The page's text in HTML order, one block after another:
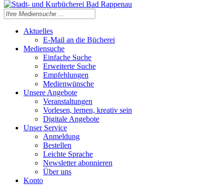
Aktuelles
E-Mail an die Bücherei
Mediensuche
Einfache Suche
Erweiterte Suche
Empfehlungen
Medienwünsche
Unsere Angebote
Veranstaltungen
Vorlesen, lernen, kreativ sein
Digitale Angebote
Unser Service
Anmeldung
Bestellen
Leichte Sprache
Newsletter abonnieren
Über uns
Konto